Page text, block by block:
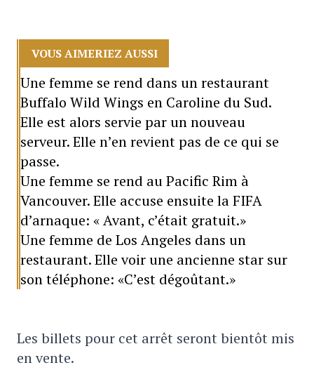
VOUS AIMERIEZ AUSSI
Une femme se rend dans un restaurant
Buffalo Wild Wings en Caroline du Sud.
Elle est alors servie par un nouveau
serveur. Elle n’en revient pas de ce qui se
passe.
Une femme se rend au Pacific Rim à
Vancouver. Elle accuse ensuite la FIFA
d’arnaque: « Avant, c’était gratuit.»
Une femme de Los Angeles dans un
restaurant. Elle voir une ancienne star sur
son téléphone: «C’est dégoûtant.»
Les billets pour cet arrêt seront bientôt mis
en vente.